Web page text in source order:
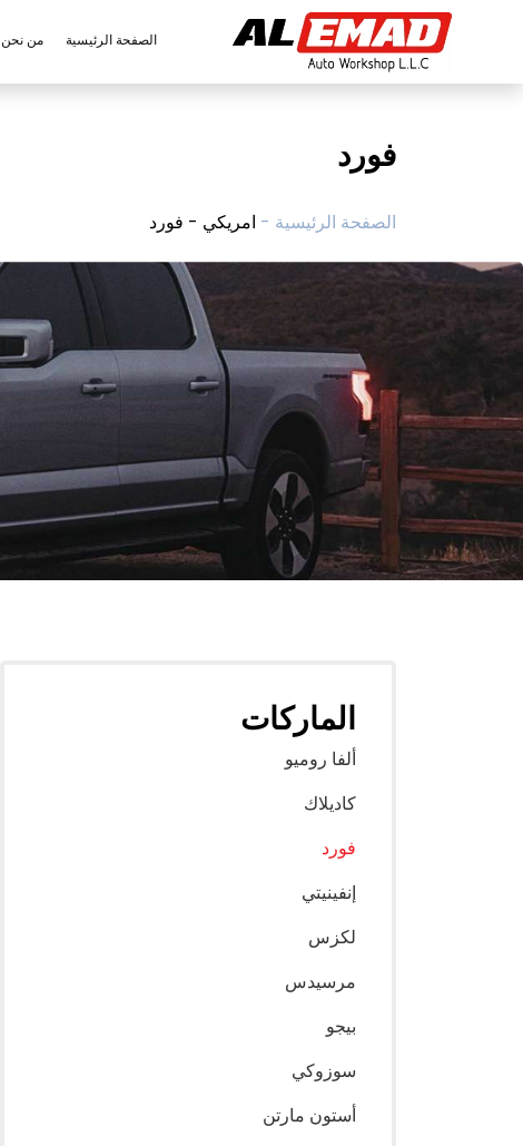
الصفحة الرئيسية من نحن
فورد
الصفحة الرئيسية - امريكي - فورد
الماركات
ألفا روميو
كاديلاك
فورد
إنفينيتي
لكزس
مرسيدس
بيجو
سوزوكي
أستون مارتن